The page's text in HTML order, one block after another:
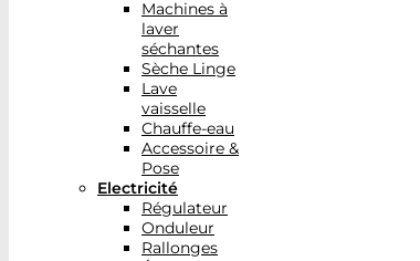
Machines à
laver
séchantes
Sèche Linge
Lave
vaisselle
Chauffe-eau
Accessoire &
Pose
Electricité
Régulateur
Onduleur
Rallonges